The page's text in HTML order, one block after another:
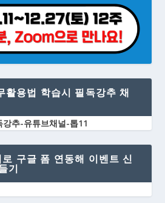
용법 학습시 필독강추 채
구글 폼 연동해 이벤트 신
기